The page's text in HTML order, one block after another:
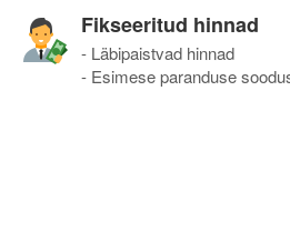
Fikseeritud hinnad
- Läbipaistvad hinnad
- Esimese paranduse